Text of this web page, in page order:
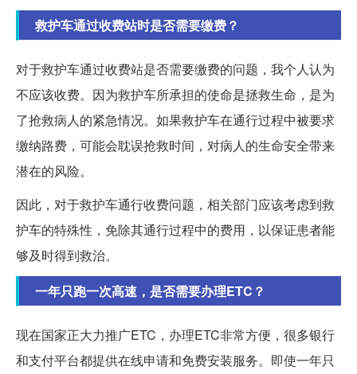
救护车通过收费站时是否需要缴费？
对于救护车通过收费站是否需要缴费的问题，我个人认为
不应该收费。因为救护车所承担的使命是拯救生命，是为
了抢救病人的紧急情况。如果救护车在通行过程中被要求
缴纳路费，可能会耽误抢救时间，对病人的生命安全带来
潜在的风险。
因此，对于救护车通行收费问题，相关部门应该考虑到救
护车的特殊性，免除其通行过程中的费用，以保证患者能
够及时得到救治。
一年只跑一次高速，是否需要办理ETC？
现在国家正大力推广ETC，办理ETC非常方便，很多银行
和支付平台都提供在线申请和免费安装服务。即使一年只